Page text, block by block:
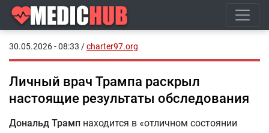
30.05.2026 - 08:33 /charter97.org
Личный врач Трампа раскрыл
настоящие результаты обследования
Дональд Трамп находится в «отличном состоянии